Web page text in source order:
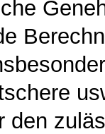
den